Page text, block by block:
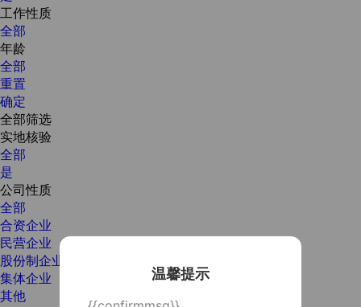
温馨提示
工作性质
全部
年龄
全部
重置
确定
全部筛选
实地核验
全部
是
公司性质
全部
合资企业
民营企业
股份制企业
集体企业
其他